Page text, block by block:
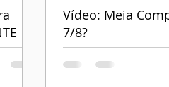
Vídeo: Meia
7/8?